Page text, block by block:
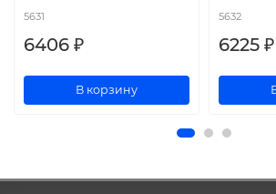
5631
6406 ₽
В корзину
5632
6225 ₽